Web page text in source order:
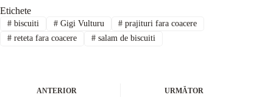
Etichete
#biscuiti #Gigi Vulturu # prajituri fara coacere
#reteta fara coacere #salam de biscuiti
ANTERIOR URMĂTOR